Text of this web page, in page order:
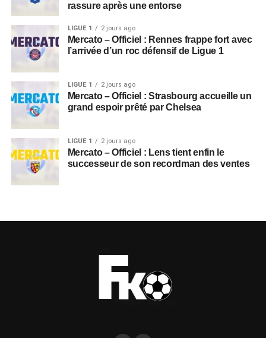
rassure après une entorse
LIGUE 1 2 jours ago
Mercato – Officiel : Rennes frappe fort avec
l’arrivée d’un roc défensif de Ligue 1
LIGUE 1 2 jours ago
Mercato – Officiel : Strasbourg accueille un
grand espoir prêté par Chelsea
LIGUE 1 2 jours ago
Mercato – Officiel : Lens tient enfin le
successeur de son recordman des ventes